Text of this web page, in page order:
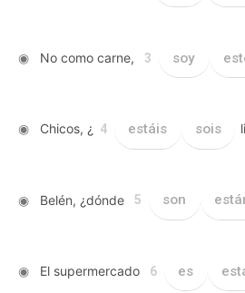
◉No como carne, 3 soy
◉Chicos, ¿ 4 estáis sois
◉Belén, ¿dónde 5 son
◉El supermercado 6 es